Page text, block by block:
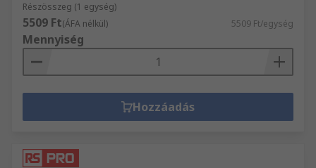
Részösszeg (1 egység)
5509 Ft(ÁFA nélkül) 5509 Ft/egység
Mennyiség
Hozzáadás